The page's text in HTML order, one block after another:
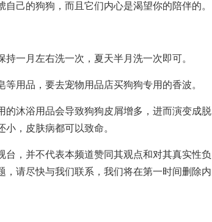
己的狗狗，而且它们内心是渴望你的陪伴的。
一月左右洗一次，夏天半月洗一次即可。
用品，要去宠物用品店买狗狗专用的香波。
沐浴用品会导致狗狗皮屑增多，进而演变成脱
，皮肤病都可以致命。
台，并不代表本频道赞同其观点和对其真实性负
，请尽快与我们联系，我们将在第一时间删除内